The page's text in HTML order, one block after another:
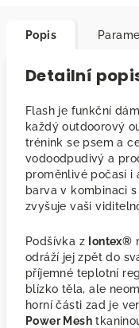
Popis
Detailní
Flash je funkční
každý outdoorový
trénink se psem a
vodoodpudivý a
proměnlivé počasí i
barva v kombinaci
zvyšuje vaši
Podšívka z Iontex®
odráží jej zpět do
příjemné teplotní
blízko těla, ale
horní části zad je
Power Mesh